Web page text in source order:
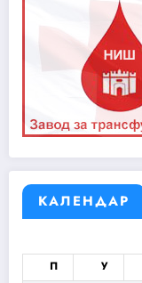
КАЛЕНДАР
П
У